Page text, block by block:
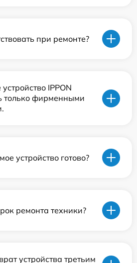
при ремонте?
IPPON
только фирменными
устройство готово?
ремонта техники?
устройства третьим